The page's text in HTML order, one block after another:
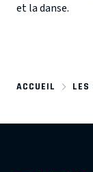
et la danse.
ACCUEIL LES